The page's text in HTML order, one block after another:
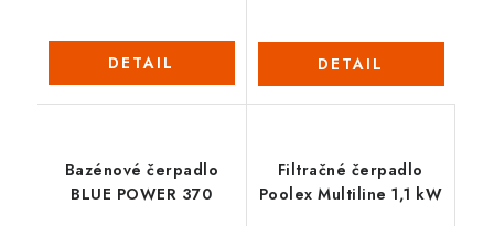
DETAIL DETAIL
Bazénové čerpadlo
BLUE POWER 370
Filtračné čerpadlo
Poolex Multiline 1,1 kW